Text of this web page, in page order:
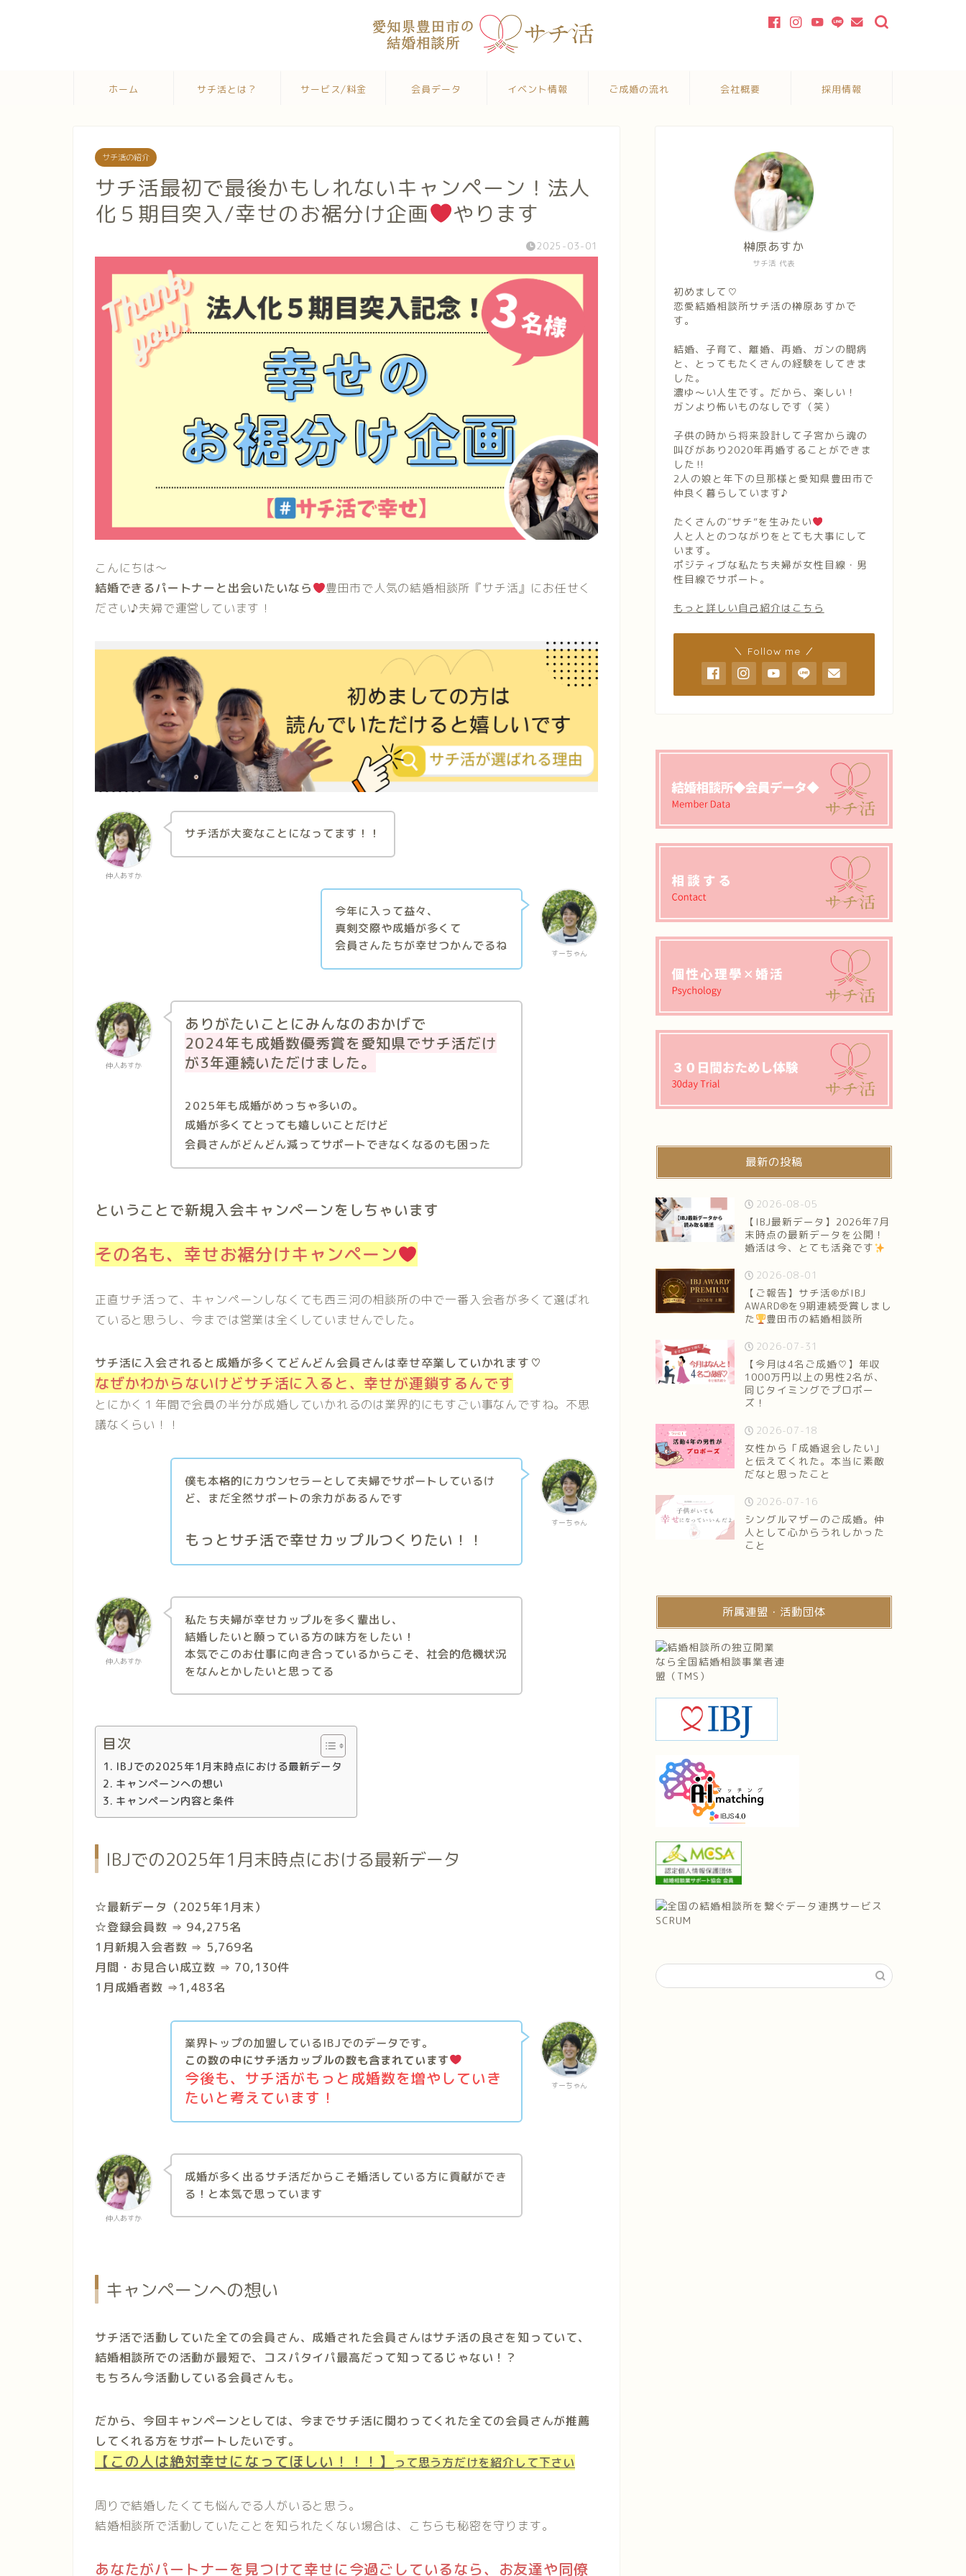
ホーム サチ活とは？ サービス/料金 会員データ イベント情報 ご成婚の流れ 会社概要 採用情報
サチ活の紹介
サチ活最初で最後かもしれないキャンペーン！法人
化５期目突入/幸せのお裾分け企画
やります
2025-03-01
こんにちは〜
結婚できるパートナーと出会いたいなら
豊田市で人気の結婚相談所『サチ活』にお任せく
ださい♪夫婦で運営しています！
仲人あすか
サチ活が大変なことになってます！！
すーちゃん
今年に入って益々、
真剣交際や成婚が多くて
会員さんたちが幸せつかんでるね
仲人あすか
ありがたいことにみんなのおかげで
2024年も成婚数優秀賞を愛知県でサチ活だけ
が3年連続いただけました。
2025年も成婚がめっちゃ多いの。
成婚が多くてとっても嬉しいことだけど
会員さんがどんどん減ってサポートできなくなるのも困った
ということで新規入会キャンペーンをしちゃいます
その名も、幸せお裾分けキャンペーン
正直サチ活って、キャンペーンしなくても西三河の相談所の中で一番入会者が多くて選ばれ
ていると思うし、今までは営業は全くしていませんでした。
サチ活に入会されると成婚が多くてどんどん会員さんは幸せ卒業していかれます♡
なぜかわからないけどサチ活に入ると、幸せが連鎖するんです
とにかく１年間で会員の半分が成婚していかれるのは業界的にもすごい事なんですね。不思
議なくらい！！
すーちゃん
僕も本格的にカウンセラーとして夫婦でサポートしているけ
ど、まだ全然サポートの余力があるんです
もっとサチ活で幸せカップルつくりたい！！
仲人あすか
私たち夫婦が幸せカップルを多く輩出し、
結婚したいと願っている方の味方をしたい！
本気でこのお仕事に向き合っているからこそ、社会的危機状況
をなんとかしたいと思ってる
目次
IBJでの2025年1月末時点における最新データ
キャンペーンへの想い
キャンペーン内容と条件
IBJでの2025年1月末時点における最新データ
☆最新データ（2025年1月末）
☆登録会員数 ⇒ 94,275名
1月新規入会者数 ⇒ 5,769名
月間・お見合い成立数 ⇒ 70,130件
1月成婚者数 ⇒1,483名
すーちゃん
業界トップの加盟しているIBJでのデータです。
この数の中にサチ活カップルの数も含まれています
今後も、サチ活がもっと成婚数を増やしていき
たいと考えています！
仲人あすか
成婚が多く出るサチ活だからこそ婚活している方に貢献ができ
る！と本気で思っています
キャンペーンへの想い
サチ活で活動していた全ての会員さん、成婚された会員さんはサチ活の良さを知っていて、
結婚相談所での活動が最短で、コスパタイパ最高だって知ってるじゃない！？
もちろん今活動している会員さんも。
だから、今回キャンペーンとしては、今までサチ活に関わってくれた全ての会員さんが推薦
してくれる方をサポートしたいです。
【この人は絶対幸せになってほしい！！！】 って思う方だけを紹介して下さい
周りで結婚したくても悩んでる人がいると思う。
結婚相談所で活動していたことを知られたくない場合は、こちらも秘密を守ります。
あなたがパートナーを見つけて幸せに今過ごしているなら、お友達や同僚
サチ活 代表
榊原あすか
初めまして♡
恋愛結婚相談所サチ活の榊原あすかで
す。
結婚、子育て、離婚、再婚、ガンの闘病
と、とってもたくさんの経験をしてきま
した。
濃ゆ〜い人生です。だから、楽しい！
ガンより怖いものなしです（笑）
子供の時から将来設計して子宮から魂の
叫びがあり2020年再婚することができま
した‼︎
2人の娘と年下の旦那様と愛知県豊田市で
仲良く暮らしています♪
たくさんの″サチ”を生みたい
人と人とのつながりをとても大事にして
います。
ポジティブな私たち夫婦が女性目線・男
性目線でサポート。
もっと詳しい自己紹介はこちら
＼ Follow me ／
最新の投稿
2026-08-05
【IBJ最新データ】2026年7月
末時点の最新データを公開！
婚活は今、とても活発です
2026-08-01
【ご報告】サチ活®がIBJ
AWARD®を9期連続受賞しまし
た
豊田市の結婚相談所
2026-07-31
【今月は4名ご成婚♡】年収
1000万円以上の男性2名が、
同じタイミングでプロポー
ズ！
2026-07-18
女性から「成婚退会したい」
と伝えてくれた。本当に素敵
だなと思ったこと
2026-07-16
シングルマザーのご成婚。仲
人として心からうれしかった
こと
所属連盟・活動団体